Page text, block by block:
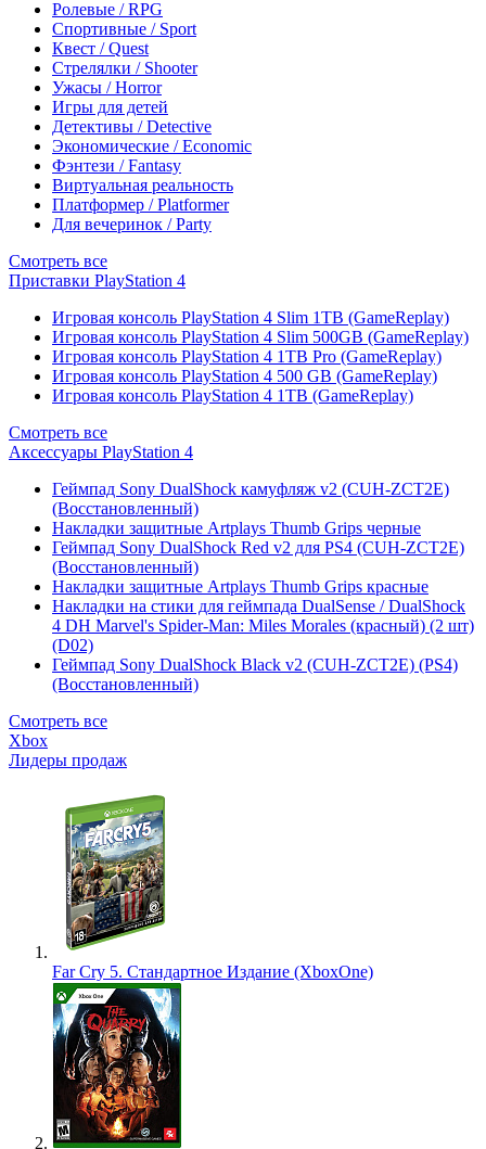
Ролевые / RPG
Спортивные / Sport
Квест / Quest
Стрелялки / Shooter
Ужасы / Horror
Игры для детей
Детективы / Detective
Экономические / Economic
Фэнтези / Fantasy
Виртуальная реальность
Платформер / Platformer
Для вечеринок / Party
Смотреть все
Приставки PlayStation 4
Игровая консоль PlayStation 4 Slim 1TB (GameReplay)
Игровая консоль PlayStation 4 Slim 500GB (GameReplay)
Игровая консоль PlayStation 4 1TB Pro (GameReplay)
Игровая консоль PlayStation 4 500 GB (GameReplay)
Игровая консоль PlayStation 4 1TB (GameReplay)
Смотреть все
Аксессуары PlayStation 4
Геймпад Sony DualShock камуфляж v2 (CUH-ZCT2E)
(Восстановленный)
Накладки защитные Artplays Thumb Grips черные
Геймпад Sony DualShock Red v2 для PS4 (CUH-ZCT2E)
(Восстановленный)
Накладки защитные Artplays Thumb Grips красные
Накладки на стики для геймпада DualSense / DualShock
4 DH Marvel's Spider-Man: Miles Morales (красный) (2 шт)
(D02)
Геймпад Sony DualShock Black v2 (CUH-ZCT2E) (PS4)
(Восстановленный)
Смотреть все
Xbox
Лидеры продаж
Far Cry 5. Стандартное Издание (XboxOne)